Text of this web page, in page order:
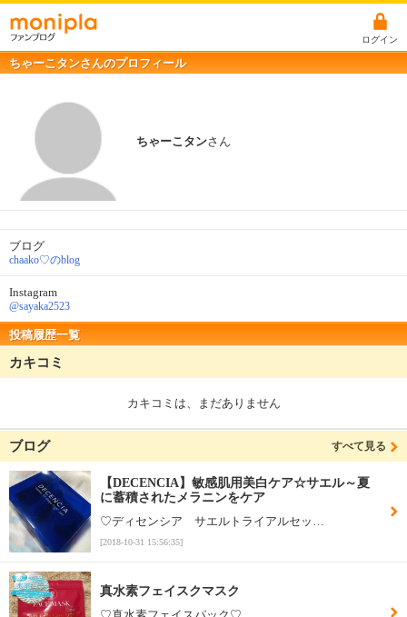
ログイン
ちゃーこタンさんのプロフィール
ちゃーこタンさん
ブログ
chaako♡のblog
Instagram
@sayaka2523
投稿履歴一覧
カキコミ
カキコミは、まだありません
ブログ すべて見る
【DECENCIA】敏感肌用美白ケア☆サエル～夏
に蓄積されたメラニンをケア
♡ディセンシア サエルトライアルセッ…
[2018-10-31 15:56:35]
真水素フェイスクマスク